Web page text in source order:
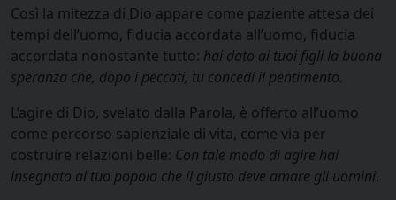
Così la mitezza di Dio appare come paziente attesa dei
tempi dell’uomo, fiducia accordata all’uomo, fiducia
accordata nonostante tutto: hai dato ai tuoi figli la buona
speranza che, dopo i peccati, tu concedi il pentimento.
L’agire di Dio, svelato dalla Parola, è offerto all’uomo
come percorso sapienziale di vita, come via per
costruire relazioni belle: Con tale modo di agire hai
insegnato al tuo popolo che il giusto deve amare gli uomini.